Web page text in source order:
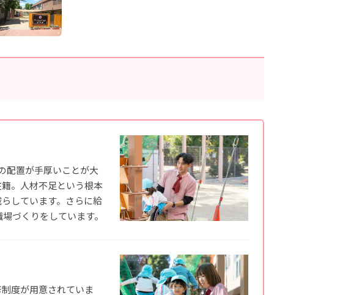
配置が手厚いことが大
。人材不足という根本
しています。さらに給
づくりをしています。
度が用意されていま